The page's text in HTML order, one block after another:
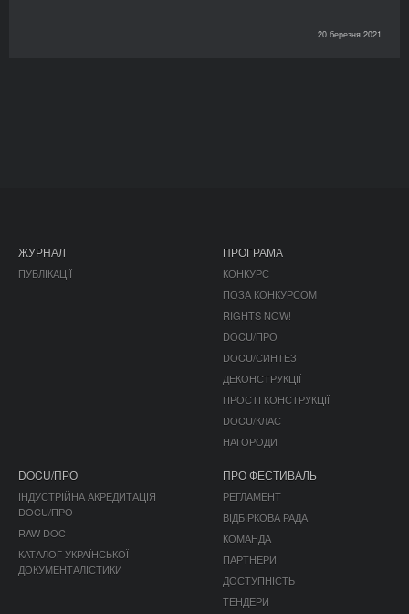
20 березня 2021
ЖУРНАЛ
ПУБЛІКАЦІЇ
ПРОГРАМА
КОНКУРС
ПОЗА КОНКУРСОМ
RIGHTS NOW!
DOCU/ПРО
DOCU/СИНТЕЗ
ДЕКОНСТРУКЦІЇ
ПРОСТІ КОНСТРУКЦІЇ
DOCU/КЛАС
НАГОРОДИ
DOCU/ПРО
ІНДУСТРІЙНА АКРЕДИТАЦІЯ
DOCU/ПРО
RAW DOC
КАТАЛОГ УКРАЇНСЬКОЇ
ДОКУМЕНТАЛІСТИКИ
ПРО ФЕСТИВАЛЬ
РЕГЛАМЕНТ
ВІДБІРКОВА РАДА
КОМАНДА
ПАРТНЕРИ
ДОСТУПНІСТЬ
ТЕНДЕРИ